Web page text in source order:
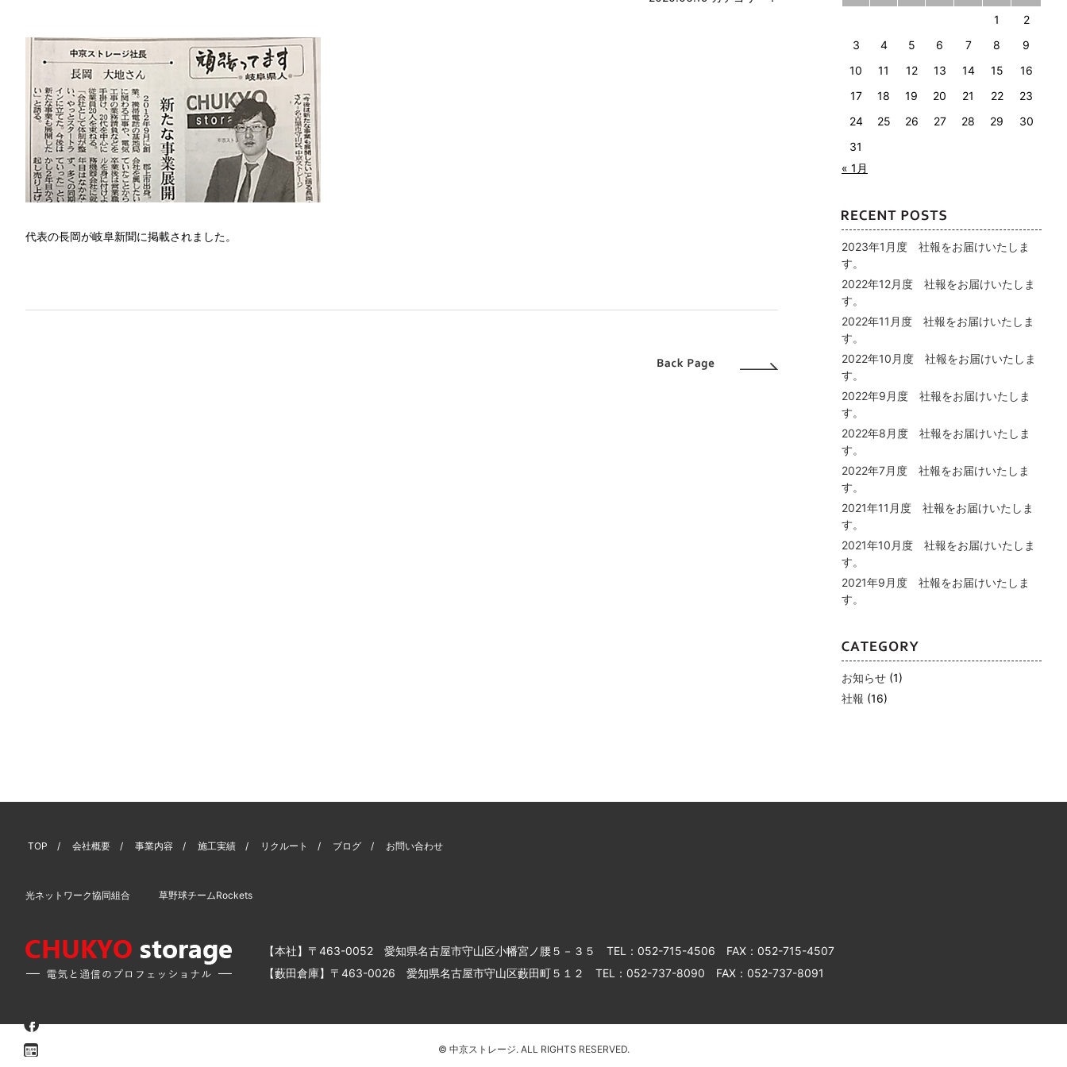
代表の長岡が岐阜新聞に掲載されました。
1
2
3
4 5 6 7 8
9
10
11 12 13 14 15
16
17
18 19 20 21 22
23
24
25 26 27 28 29
30
31
« 1月
2023年1月度 社報をお届けいたしま
す。
2022年12月度 社報をお届けいたしま
す。
2022年11月度 社報をお届けいたしま
す。
2022年10月度 社報をお届けいたしま
す。
2022年9月度 社報をお届けいたしま
す。
2022年8月度 社報をお届けいたしま
す。
2022年7月度 社報をお届けいたしま
す。
2021年11月度 社報をお届けいたしま
す。
2021年10月度 社報をお届けいたしま
す。
2021年9月度 社報をお届けいたしま
す。
お知らせ (1)
社報 (16)
TOP 会社概要 事業内容 施工実績 リクルート ブログ お問い合わせ
光ネットワーク協同組合 草野球チームRockets
【本社】〒463-0052 愛知県名古屋市守山区小幡宮ノ腰５－３５ TEL：052-715-4506
FAX：052-715-4507
【藪田倉庫】〒463-0026 愛知県名古屋市守山区藪田町５１２
TEL：052-737-8090 FAX：052-737-8091
© 中京ストレージ. ALL RIGHTS RESERVED.